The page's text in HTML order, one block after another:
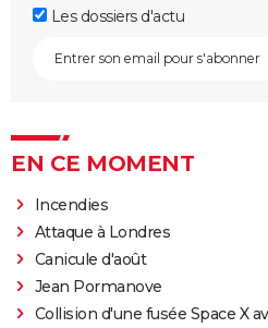
Les dossiers d'actu
EN CE MOMENT
Incendies
Attaque à Londres
Canicule d'août
Jean Pormanove
Collision d'une fusée Space X